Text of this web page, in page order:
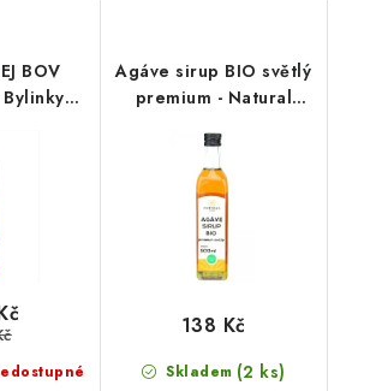
BOV
Agáve sirup BIO světlý
premium - Natural
Skladem (2 ks)
138 Kč